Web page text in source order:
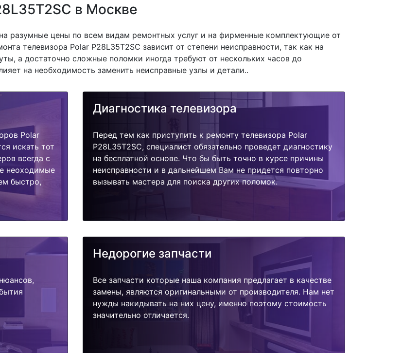
в Москве
разумные цены по всем видам ремонтных услуг и на фирменные комплектующие от
телевизора Polar P28L35T2SC зависит от степени неисправности, так как на
а достаточно сложные поломки иногда требуют от нескольких часов до
на необходимость заменить неисправные узлы и детали..
Polar
искать тот
всегда с
неоходимые
быстро,
Диагностика телевизора
Перед тем как приступить к ремонту телевизора Polar
P28L35T2SC, специалист обязательно проведет диагностику
на бесплатной основе. Что бы быть точно в курсе причины
неисправности и в дальнейшем Вам не придется повторно
вызывать мастера для поиска других поломок.
Недорогие запчасти
Все запчасти которые наша компания предлагает в качестве
замены, являются оригинальными от производителя. Нам нет
нужды накидывать на них цену, именно поэтому стоимость
значительно отличается.